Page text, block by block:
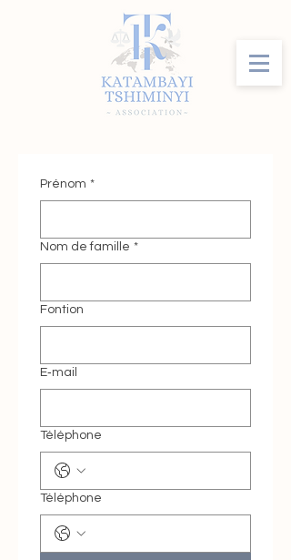
Prénom *
Nom de famille *
Fontion
E‑mail
Téléphone
Téléphone